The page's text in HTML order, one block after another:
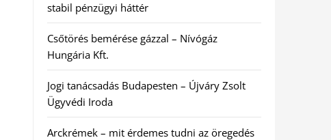
stabil pénzügyi háttér
Csőtörés bemérése gázzal – Nívógáz
Hungária Kft.
Jogi tanácsadás Budapesten – Újváry Zsolt
Ügyvédi Iroda
Arckrémek – mit érdemes tudni az öregedés